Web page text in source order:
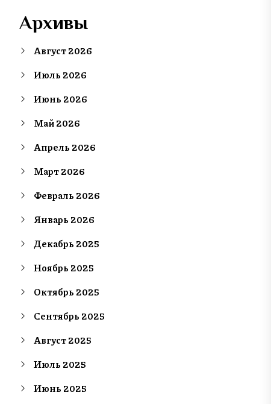
Архивы
Август 2026
Июль 2026
Июнь 2026
Май 2026
Апрель 2026
Март 2026
Февраль 2026
Январь 2026
Декабрь 2025
Ноябрь 2025
Октябрь 2025
Сентябрь 2025
Август 2025
Июль 2025
Июнь 2025